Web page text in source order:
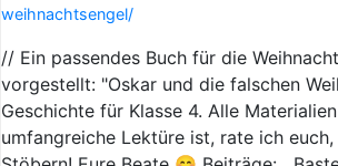
weihnachtsengel/
// Ein passendes Buch für die
vorgestellt: "Oskar und die falschen
Geschichte für Klasse 4. Alle
umfangreiche Lektüre ist, rate ich